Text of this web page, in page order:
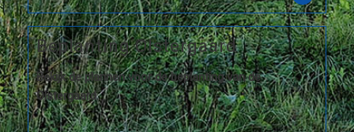
Beplanting Olstergaard
Bekijk de plannen voor de beplanting van de
Olstergaard.